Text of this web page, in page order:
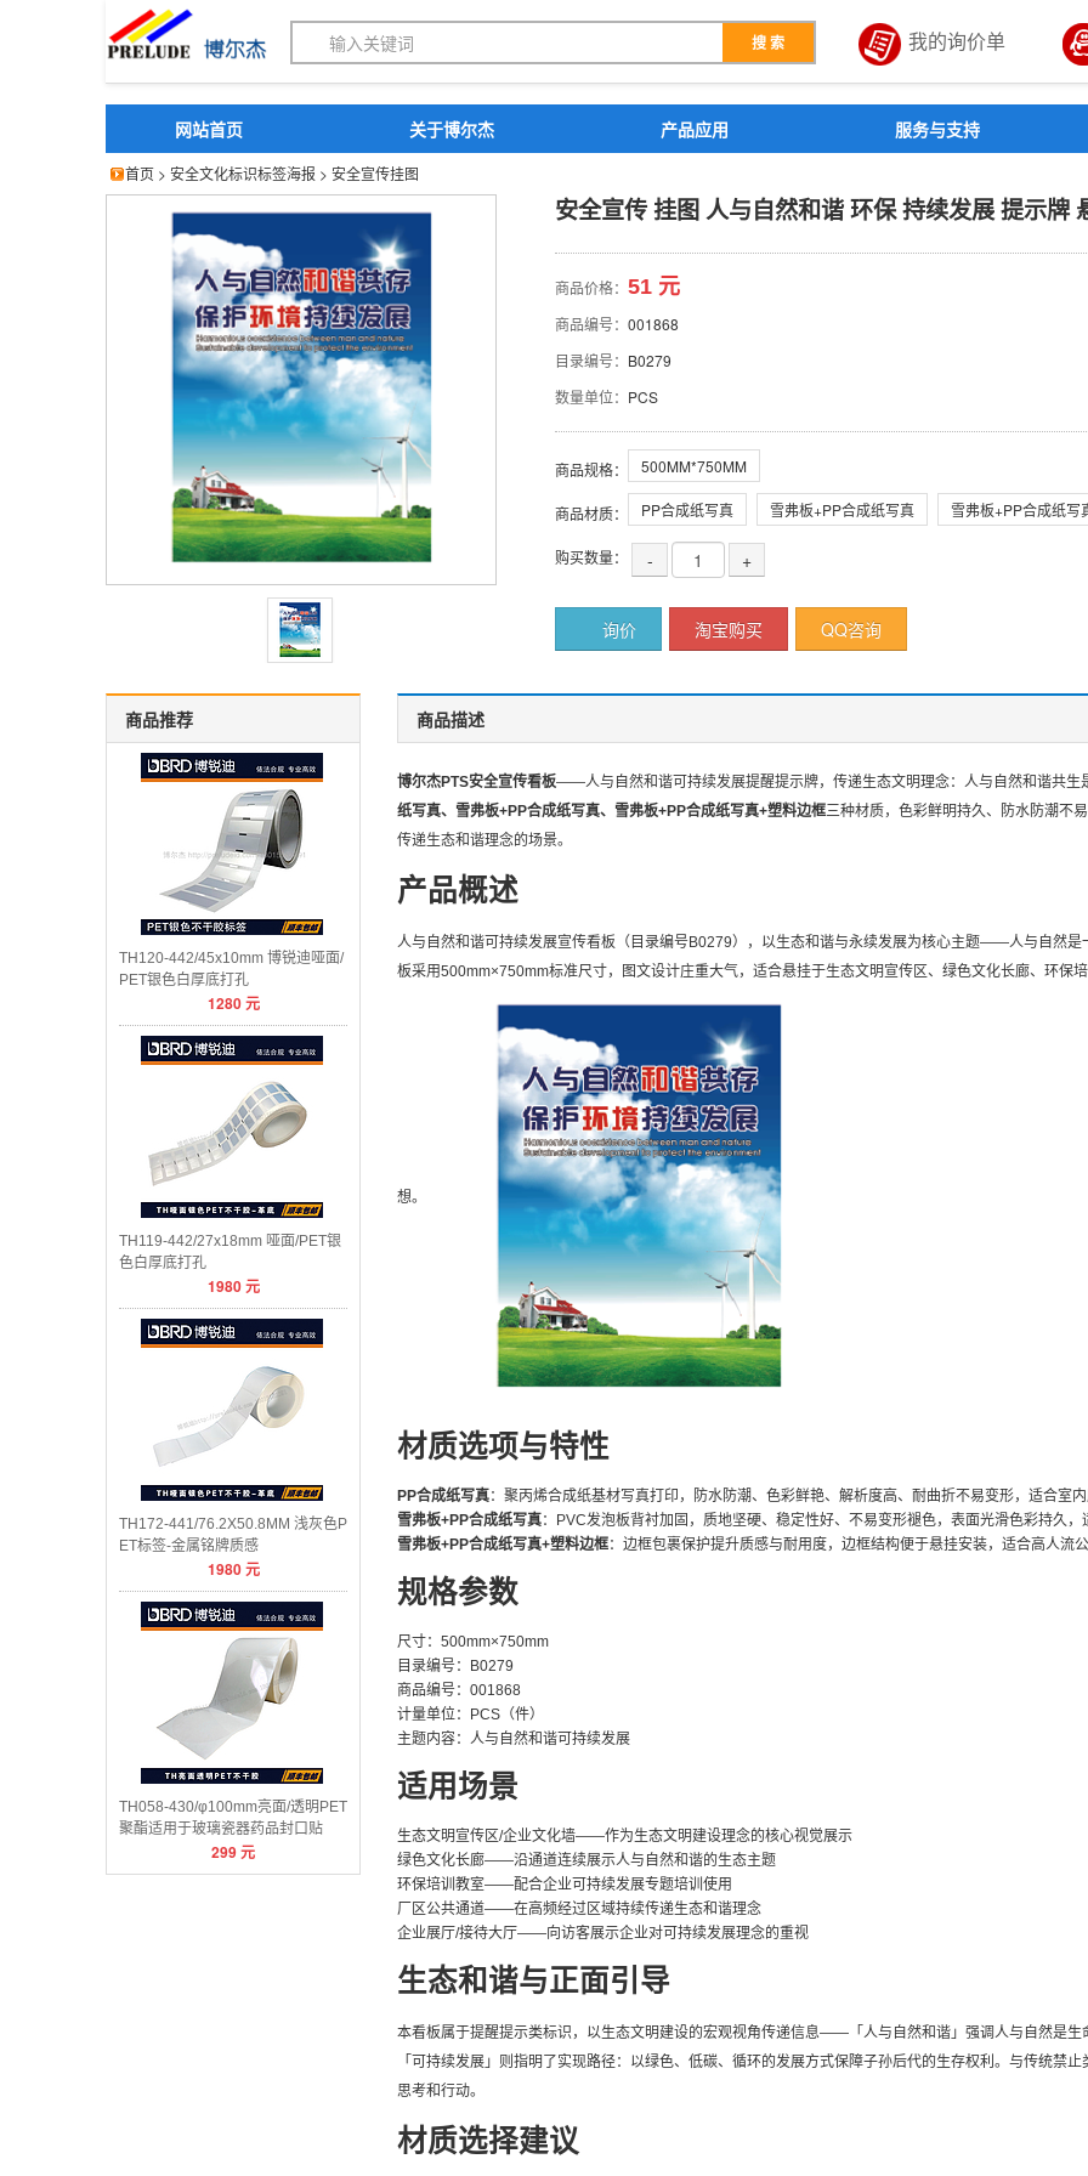
博尔杰PTS - 工业标识解决方案
搜 索 我的询价单
网站首页 关于博尔杰 产品应用 服务与支持
首页 > 安全文化标识标签海报 > 安全宣传挂图
安全宣传 挂图 人与自然和谐 环保 持续发展 提
安全宣传 挂图 人与自然和谐 环保 持续发展 提示牌
商品价格： 51 元
商品编号： 001868
目录编号： B0279
数量单位： PCS
商品规格： 500MM*750MM
商品材质： PP合成纸写真 雪弗板+PP合成纸写真 雪弗板+PP合成纸写
购买数量： - +
询价 淘宝购买 QQ咨询
商品推荐
TH120-442/45x10mm 博锐迪哑面/
PET银色白厚底打孔
1280元
TH119-442/27x18mm 哑面/PET银
色白厚底打孔
1980元
TH172-441/76.2X50.8MM 浅灰色P
ET标签-金属铭牌质感
1980元
TH058-430/φ100mm亮面/透明PET
聚酯适用于玻璃瓷器药品封口贴
299元
商品描述
博尔杰PTS安全宣传看板——人与自然和谐可持续发展提醒提示牌，传递生态文明理念：人与自然和谐共生
纸写真、雪弗板+PP合成纸写真、雪弗板+PP合成纸写真+塑料边框三种材质，色彩鲜明持久、防水防潮不
传递生态和谐理念的场景。
产品概述
人与自然和谐可持续发展宣传看板（目录编号B0279），以生态和谐与永续发展为核心主题——人与自然
板采用500mm×750mm标准尺寸，图文设计庄重大气，适合悬挂于生态文明宣传区、绿色文化长廊、环保
想。
材质选项与特性
PP合成纸写真：聚丙烯合成纸基材写真打印，防水防潮、色彩鲜艳、解析度高、耐曲折不易变形，适合室
雪弗板+PP合成纸写真：PVC发泡板背衬加固，质地坚硬、稳定性好、不易变形褪色，表面光滑色彩持久，
雪弗板+PP合成纸写真+塑料边框：边框包裹保护提升质感与耐用度，边框结构便于悬挂安装，适合高人流
规格参数
尺寸：500mm×750mm
目录编号：B0279
商品编号：001868
计量单位：PCS（件）
主题内容：人与自然和谐可持续发展
适用场景
生态文明宣传区/企业文化墙——作为生态文明建设理念的核心视觉展示
绿色文化长廊——沿通道连续展示人与自然和谐的生态主题
环保培训教室——配合企业可持续发展专题培训使用
厂区公共通道——在高频经过区域持续传递生态和谐理念
企业展厅/接待大厅——向访客展示企业对可持续发展理念的重视
生态和谐与正面引导
本看板属于提醒提示类标识，以生态文明建设的宏观视角传递信息——「人与自然和谐」强调人与自然是生
「可持续发展」则指明了实现路径：以绿色、低碳、循环的发展方式保障子孙后代的生存权利。与传统禁
思考和行动。
材质选择建议